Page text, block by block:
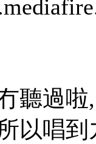
聽過
以唱